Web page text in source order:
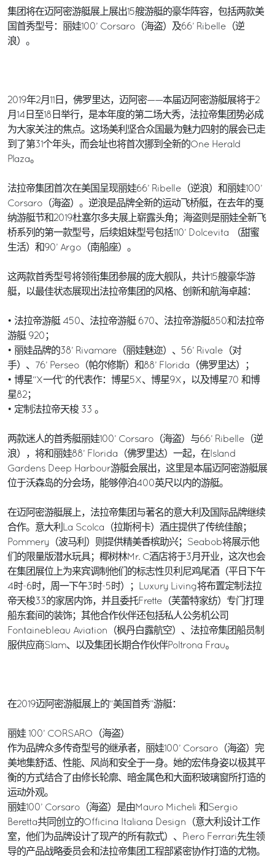
集团将在迈阿密游艇展上展出15艘游艇的豪华阵容，包括两款美
国首秀型号：丽娃100’ Corsaro（海盗）及66’ Ribelle（逆
浪）。
2019年2月11日，佛罗里达，迈阿密——本届迈阿密游艇展将于2
月14日至18日举行，是本年度的第二场大秀，法拉帝集团势必成
为大家关注的焦点。这场美利坚合众国最为魅力四射的展会已走
到了第31个年头，而会址也将首次挪到全新的One Herald
Plaza。
法拉帝集团首次在美国呈现丽娃66’ Ribelle（逆浪）和丽娃100’
Corsaro（海盗）。逆浪是品牌全新的运动飞桥艇，在去年的戛
纳游艇节和2019杜塞尔多夫展上崭露头角；海盗则是丽娃全新飞
桥系列的第一款型号，后续姐妹型号包括110’ Dolcevita （甜蜜
生活）和90’ Argo（南船座）。
这两款首秀型号将领衔集团参展的庞大舰队，共计15艘豪华游
艇，以最佳状态展现出法拉帝集团的风格、创新和航海卓越：
• 法拉帝游艇 450、法拉帝游艇 670、法拉帝游艇850和法拉帝
游艇 920；
• 丽娃品牌的38’ Rivamare（丽娃魅迩）、56’ Rivale（对
手）、76’ Perseo（帕尔修斯）和88’ Florida（佛罗里达）；
• 博星“X一代”的代表作：博星5X、博星9X，以及博星70 和博
星82；
• 定制法拉帝天梭 33 。
两款迷人的首秀艇丽娃100’ Corsaro（海盗）与66’ Ribelle（逆
浪），将和丽娃88’ Florida（佛罗里达）一起，在Island
Gardens Deep Harbour游艇会展出，这里是本届迈阿密游艇展
位于沃森岛的分会场，能够停泊400英尺以内的游艇。
在迈阿密游艇展上，法拉帝集团与著名的意大利及国际品牌继续
合作。意大利La Scolca（拉斯柯卡）酒庄提供了传统佳酿；
Pommery（波马利）则提供精美香槟助兴；Seabob将展示他
们的限量版潜水玩具；椰树林Mr. C酒店将于3月开业，这次也会
在集团展位上为来宾调制他们的标志性贝利尼鸡尾酒（平日下午
4时-6时，周一下午3时-5时）；Luxury Living将布置定制法拉
帝天梭33的家居内饰，并且委托Frette（芙蕾特家纺）专门打理
船东套间的装饰；其他合作伙伴还包括私人公务机公司
Fontainebleau Aviation（枫丹白露航空）、法拉帝集团船员制
服供应商Slam、以及集团长期合作伙伴Poltrona Frau。
在2019迈阿密游艇展上的“美国首秀”游艇：
丽娃 100’ CORSARO（海盗）
作为品牌众多传奇型号的继承者，丽娃100’ Corsaro（海盗）完
美地集舒适、性能、风尚和安全于一身。她的宏伟身姿以极其平
衡的方式结合了由修长轮廓、暗金属色和大面积玻璃窗所打造的
运动外观。
丽娃100’ Corsaro（海盗）是由Mauro Micheli 和Sergio
Beretta共同创立的Officina Italiana Design（意大利设计工作
室，他们为品牌设计了现产的所有款式）、Piero Ferrari先生领
导的产品战略委员会和法拉帝集团工程部紧密协作打造的尤物。